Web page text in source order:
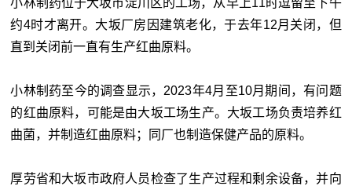
约4时才离开。大坂厂房因建筑老化，于去年12月关闭，但
直到关闭前一直有生产红曲原料。
小林制药至今的调查显示，2023年4月至10月期间，有问题
的红曲原料，可能是由大坂工场生产。大坂工场负责培养红
曲菌，并制造红曲原料；同厂也制造保健产品的原料。
厚劳省和大坂市政府人员检查了生产过程和剩余设备，并向